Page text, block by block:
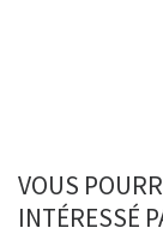
VOUS
INTÉRESSÉ